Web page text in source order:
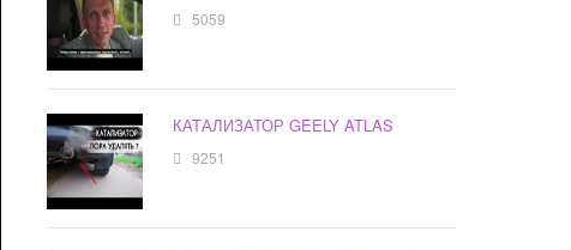
5059
КАТАЛИЗАТОР GEELY ATLAS
9251